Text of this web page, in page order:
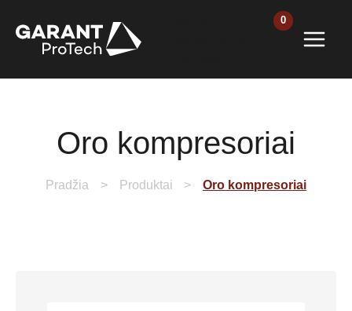
prie
Oro kompresoriai
Pradžia Produktai Oro kompresoriai